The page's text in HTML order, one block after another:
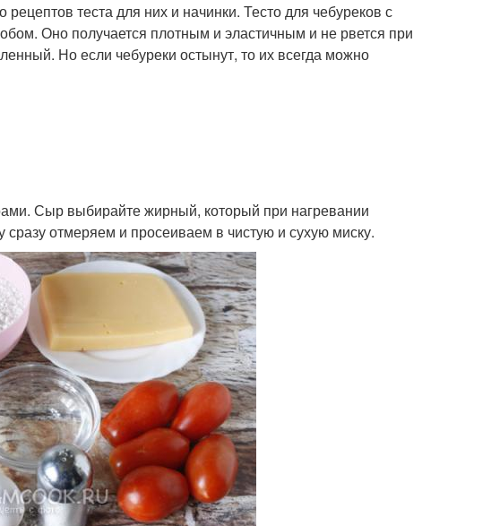
теста для них и начинки. Тесто для чебуреков с
Оно получается плотным и эластичным и не рвется при
Но если чебуреки остынут, то их всегда можно
Сыр выбирайте жирный, который при нагревании
отмеряем и просеиваем в чистую и сухую миску.